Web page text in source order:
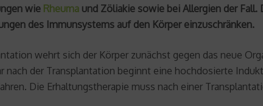
wie Rheuma und Zöliakie sowie bei Allergien der
des Immunsystems auf den Körper einzuschränken.
wehrt sich der Körper zunächst gegen das neue
der Transplantation beginnt eine hochdosierte
Die Erhaltungstherapie muss nach einer